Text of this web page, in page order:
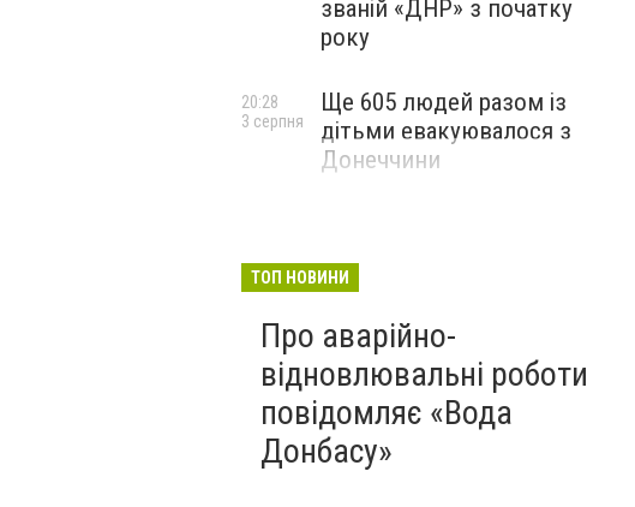
званій «ДНР» з початку
року
Ще 605 людей разом із
дітьми евакуювалося з
Донеччини
20:28
3 серпня
ТОП НОВИНИ
Про аварійно-
відновлювальні роботи
повідомляє «Вода
Донбасу»